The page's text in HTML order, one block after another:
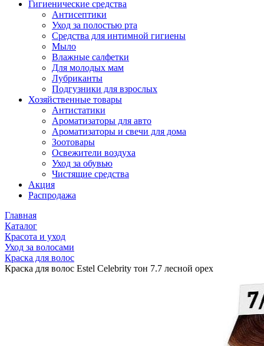
Гигиенические средства
Антисептики
Уход за полостью рта
Средства для интимной гигиены
Мыло
Влажные салфетки
Для молодых мам
Лубриканты
Подгузники для взрослых
Хозяйственные товары
Антистатики
Ароматизаторы для авто
Ароматизаторы и свечи для дома
Зоотовары
Освежители воздуха
Уход за обувью
Чистящие средства
Акция
Распродажа
Главная
Каталог
Красота и уход
Уход за волосами
Краска для волос
Краска для волос Estel Celebrity тон 7.7 лесной орех